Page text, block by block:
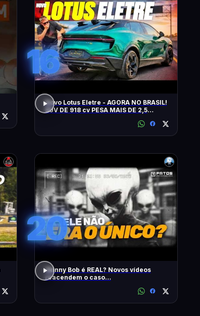
16
Novo Lotus Eletre - AGORA NO BRASIL!
SUV DE 918 cv PESA MAIS DE 2,5
20
Skinny Bob é REAL? Novos vídeos
reacendem o caso…